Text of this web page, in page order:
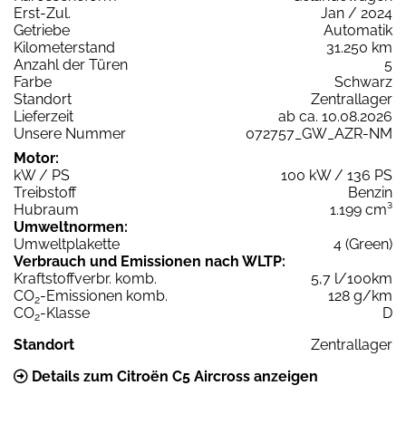
Erst-Zul.
Jan / 2024
Getriebe
Automatik
Kilometerstand
31.250 km
Anzahl der Türen
5
Farbe
Schwarz
Standort
Zentrallager
Lieferzeit
ab ca. 10.08.2026
Unsere Nummer
072757_GW_AZR-NM
Motor:
kW / PS
100 kW / 136 PS
Treibstoff
Benzin
Hubraum
1.199 cm³
Umweltnormen:
Umweltplakette
4 (Green)
Verbrauch und Emissionen nach WLTP:
Kraftstoffverbr. komb.
5,7 l/100km
CO2-Emissionen komb.
128 g/km
CO2-Klasse
D
Standort
Zentrallager
Details zum Citroën C5 Aircross anzeigen